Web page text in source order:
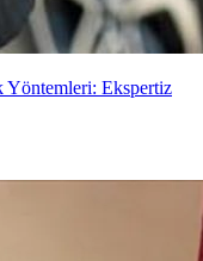
Yöntemleri: Ekspertiz